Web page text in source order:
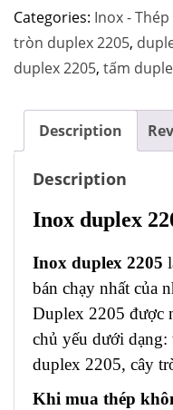
Categories: Inox -
tròn duplex 2205,
duplex 2205, tấm
Description
Description
Inox duplex
Inox duplex 2205
bán chạy nhất của
Duplex 2205 được
chủ yếu dưới
duplex 2205, cây
Khi mua thép